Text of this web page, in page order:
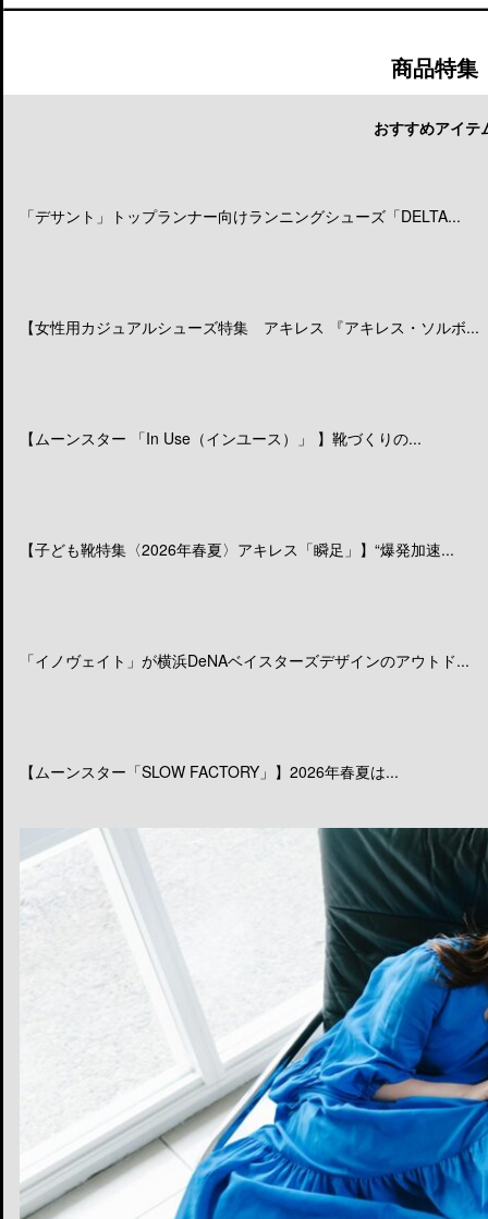
商品特集
おすすめアイテ
「デサント」トップランナー向けランニングシューズ「DELTA...
【女性用カジュアルシューズ特集 アキレス 『アキレス・ソルボ...
【ムーンスター 「In Use（インユース）」 】靴づくりの...
【子ども靴特集〈2026年春夏〉アキレス「瞬足」】“爆発加速...
「イノヴェイト」が横浜DeNAベイスターズデザインのアウトド...
【ムーンスター「SLOW FACTORY」】2026年春夏は...